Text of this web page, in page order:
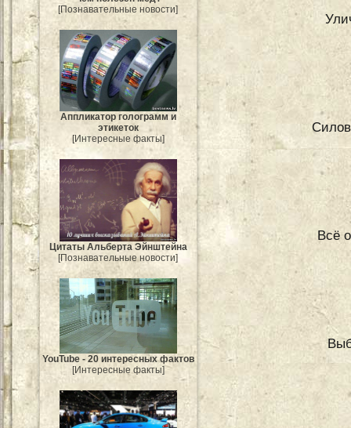
[Познавательные новости]
Аппликатор голограмм и
этикеток
[Интересные факты]
Цитаты Альберта Эйнштейна
[Познавательные новости]
YouTube - 20 интересных фактов
[Интересные факты]
Всё